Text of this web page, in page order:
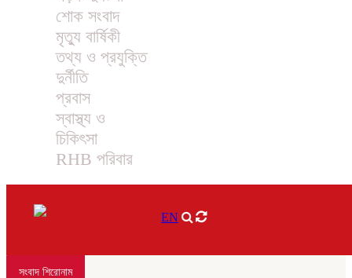
শোক সংবাদ
মৃত্যু বার্ষিকী
তথ্য ও প্রযুক্তি
দুর্নীতি
প্রবাস
স্বাস্থ্য ও
চিকিৎসা
RHB পরিবার
EN
সংবাদ শিরোনাম